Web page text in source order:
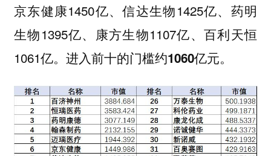
京东健康1450亿、信达生物1425亿、药明
生物1395亿、康方生物1107亿、百利天恒
1061亿。 进入前十的门槛约1060亿元。